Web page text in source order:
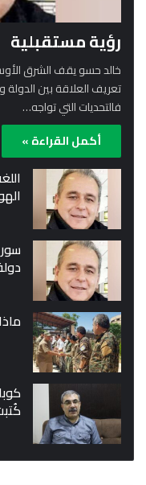
رؤية مستقبلية
خالد حسو يقف الشرق
تعريف العلاقة بين
فالتحديات التي تواجه…
أكمل القراءة »